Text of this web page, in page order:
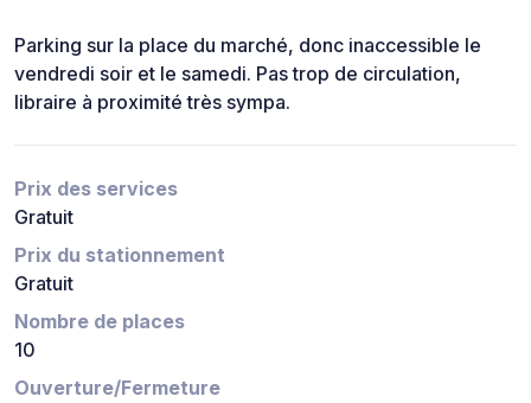
Parking sur la place du marché, donc inaccessible le
vendredi soir et le samedi. Pas trop de circulation,
libraire à proximité très sympa.
Prix des services
Gratuit
Prix du stationnement
Gratuit
Nombre de places
10
Ouverture/Fermeture